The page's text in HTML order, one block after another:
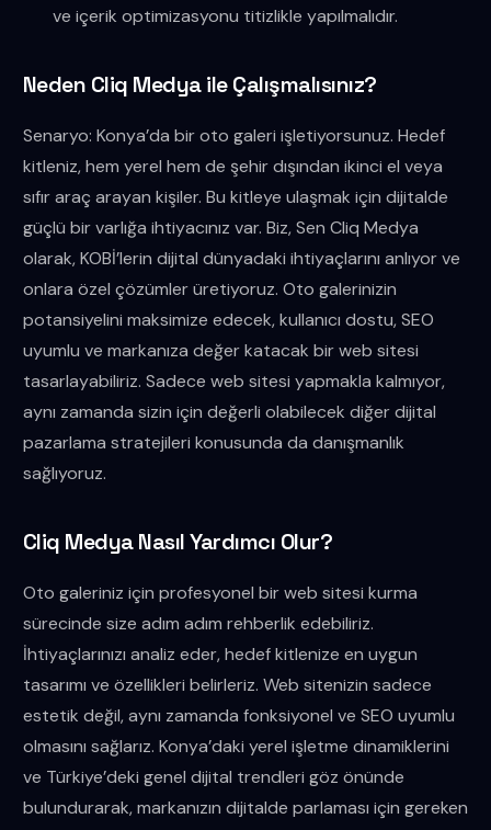
ve içerik optimizasyonu titizlikle yapılmalıdır.
Neden Cliq Medya ile Çalışmalısınız?
Senaryo: Konya’da bir oto galeri işletiyorsunuz. Hedef
kitleniz, hem yerel hem de şehir dışından ikinci el veya
sıfır araç arayan kişiler. Bu kitleye ulaşmak için dijitalde
güçlü bir varlığa ihtiyacınız var. Biz, Sen Cliq Medya
olarak, KOBİ’lerin dijital dünyadaki ihtiyaçlarını anlıyor ve
onlara özel çözümler üretiyoruz. Oto galerinizin
potansiyelini maksimize edecek, kullanıcı dostu, SEO
uyumlu ve markanıza değer katacak bir web sitesi
tasarlayabiliriz. Sadece web sitesi yapmakla kalmıyor,
aynı zamanda sizin için değerli olabilecek diğer dijital
pazarlama stratejileri konusunda da danışmanlık
sağlıyoruz.
Cliq Medya Nasıl Yardımcı Olur?
Oto galeriniz için profesyonel bir web sitesi kurma
sürecinde size adım adım rehberlik edebiliriz.
İhtiyaçlarınızı analiz eder, hedef kitlenize en uygun
tasarımı ve özellikleri belirleriz. Web sitenizin sadece
estetik değil, aynı zamanda fonksiyonel ve SEO uyumlu
olmasını sağlarız. Konya’daki yerel işletme dinamiklerini
ve Türkiye’deki genel dijital trendleri göz önünde
bulundurarak, markanızın dijitalde parlaması için gereken